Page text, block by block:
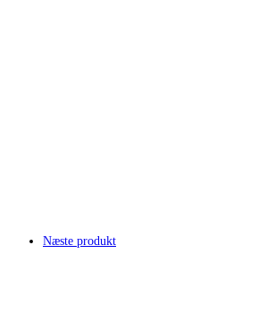
Næste produkt